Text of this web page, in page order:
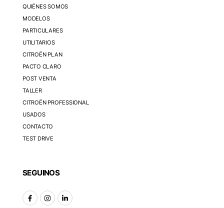
QUIÉNES SOMOS
MODELOS
PARTICULARES
UTILITARIOS
CITROËN PLAN
PACTO CLARO
POST VENTA
TALLER
CITROËN PROFESSIONAL
USADOS
CONTACTO
TEST DRIVE
SEGUINOS